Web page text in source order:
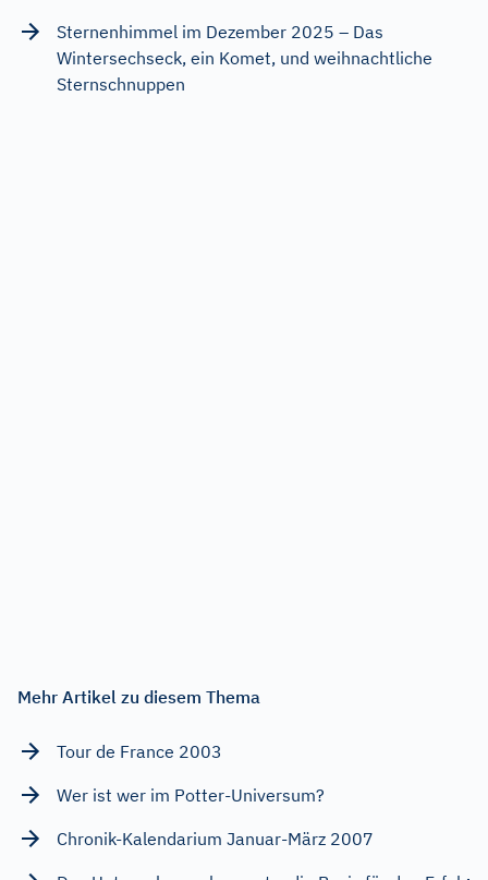
Sternenhimmel im Dezember 2025 – Das
Wintersechseck, ein Komet, und weihnachtliche
Sternschnuppen
Mehr Artikel zu diesem Thema
Tour de France 2003
Wer ist wer im Potter-Universum?
Chronik-Kalendarium Januar-März 2007